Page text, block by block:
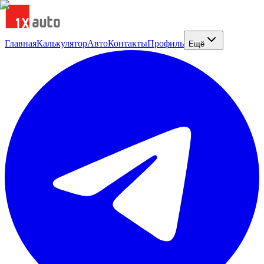
ГлавнаяКалькуляторАвтоКонтактыПрофиль Ещё